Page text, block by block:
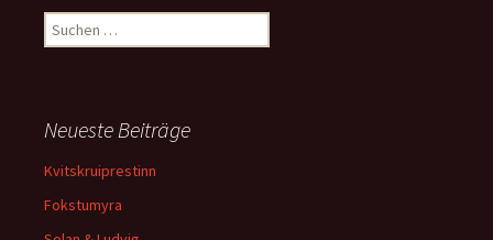
Suchen
nach:
Neueste Beiträge
Kvitskruiprestinn
Fokstumyra